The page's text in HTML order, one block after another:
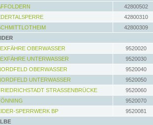
42800502
42800310
42800309
OBERWASSER
9520020
UNTERWASSER
9520030
OBERWASSER
9520040
UNTERWASSER
9520050
STRASSENBRÜCKE
9520060
9520070
SPERRWERK BP
9520081